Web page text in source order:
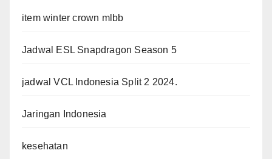
item winter crown mlbb
Jadwal ESL Snapdragon Season 5
jadwal VCL Indonesia Split 2 2024.
Jaringan Indonesia
kesehatan